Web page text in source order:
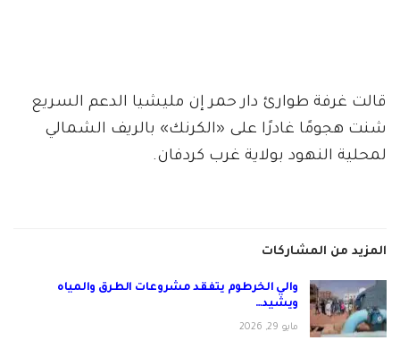
قالت غرفة طوارئ دار حمر إن مليشيا الدعم السريع
شنت هجومًا غادرًا على «الكرنك» بالريف الشمالي
لمحلية النهود بولاية غرب كردفان.
المزيد من المشاركات
والي الخرطوم يتفقد مشروعات الطرق والمياه
ويشيد…
مايو 29, 2026